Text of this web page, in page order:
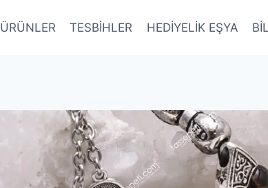
ÜRÜNLER TESBİHLER HEDİYELİK EŞYA